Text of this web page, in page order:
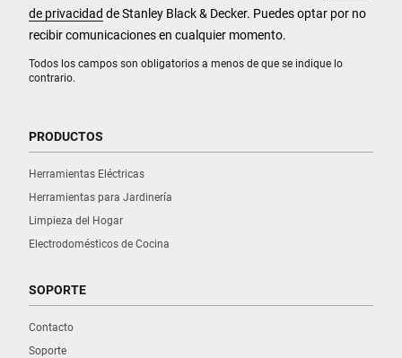
Todos los campos son obligatorios a menos de que se indique lo
contrario.
de privacidad de Stanley Black & Decker. Puedes optar por no
recibir comunicaciones en cualquier momento.
PRODUCTOS
Herramientas Eléctricas
Herramientas para Jardinería
Limpieza del Hogar
Electrodomésticos de Cocina
SOPORTE
Contacto
Soporte